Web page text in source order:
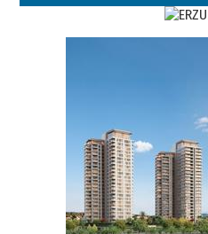
Esat BİNDESEN
Başkan
bir vizyon proje
02 Ağustos 2026 Pazar